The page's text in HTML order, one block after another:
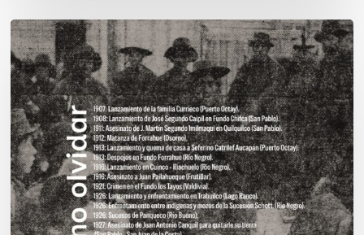
Chawrakawin:
Palimpsesto
explora
a
través
del
arte
las